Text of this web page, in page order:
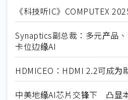
《科技听IC》COMPUTEX
Synaptics副总裁：多元产品
卡位边缘AI
HDMICEO：HDMI 2.2可成为
中美地缘AI芯片交锋下 凸显